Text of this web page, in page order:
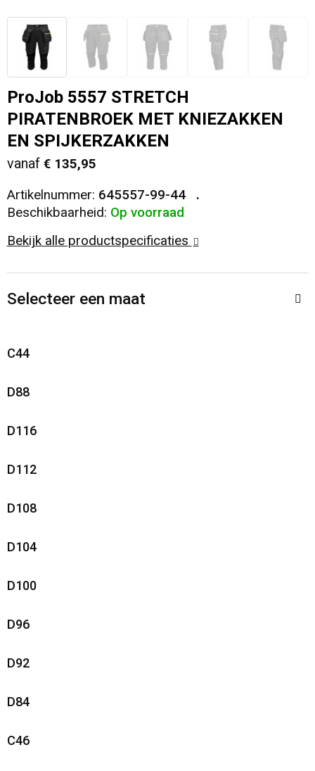
Veiligheid, Auto en Fiets
Sleutelhangers en Lanyards
Huis, Tuin en Keuken
Vrije tijd en Strand
Elektronica, Gadgets en USB
Persoonlijke verzorging
T-Shirts
Sweaters
Blazers
Reistassen
Collegetassen
Rugzakken
Schoudertassen
Papieren tassen
Koeltassen en Koelboxen
Heuptassen
Katoenen draagtassen
Jute tassen
Documententassen
Matrozentassen
Promotietassen
Opvouwbare tassen
Sporttassen
Accessoires voor tassen
Strandtassen
Laptop hoezen en tassen
Goodiebags
ProJob 5557 STRETCH
PIRATENBROEK MET KNIEZAKKEN
EN SPIJKERZAKKEN
vanaf € 135,95
Artikelnummer: 645557-99-44
Beschikbaarheid: Op voorraad
Bekijk alle productspecificaties
Selecteer een maat
C44
D88
D116
D112
D108
D104
D100
D96
D92
D84
C46